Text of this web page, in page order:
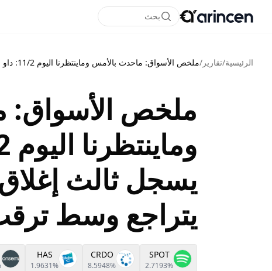
بحث
الرئيسية/تقارير /ملخص الأسواق: ماحدث بالأمس وماينتظرنا اليوم 11/2: داو جونز يسجل ثالث إغلاق قياسي والذهب يتراجع وسط ترقب بيانات اليوم
ملخص الأسواق:
يسجل ثالث
يتراجع وسط
SPOT
2.7193%
CRDO
8.5948%
HAS
1.9631%